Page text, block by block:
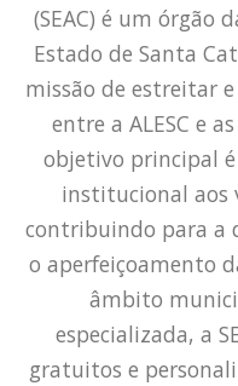
(SEAC) é um órgão
Estado de Santa
missão de estreitar
entre a ALESC e
objetivo principal
institucional aos
contribuindo para a
o aperfeiçoamento
âmbito
especializada, a
gratuitos e